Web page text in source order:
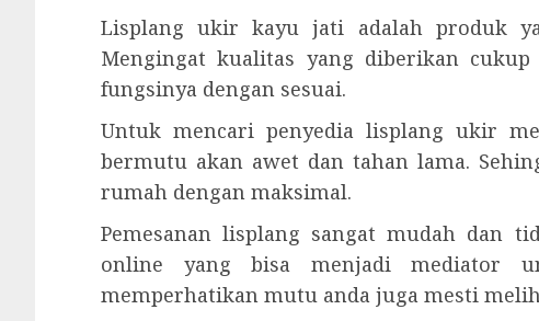
Lisplang ukir kayu jati adalah produk
Mengingat kualitas yang diberikan cukup
fungsinya dengan sesuai.
Untuk mencari penyedia lisplang ukir
bermutu akan awet dan tahan lama.
rumah dengan maksimal.
Pemesanan lisplang sangat mudah dan
online yang bisa menjadi mediator
memperhatikan mutu anda juga mesti